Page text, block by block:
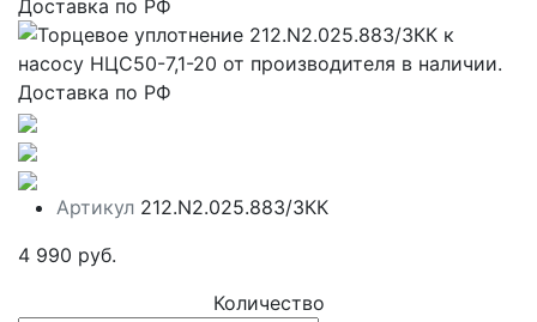
Артикул 212.N2.025.883/3КК
4 990 руб.
Количество